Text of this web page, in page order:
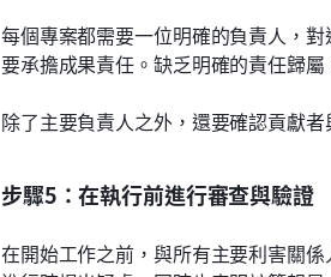
每個專案都需要一位明確的負責人，
要承擔成果責任。缺乏明確的責任歸
除了主要負責人之外，還要確認貢獻
步驟5：在執行前進行審查與驗證
在開始工作之前，與所有主要利害關